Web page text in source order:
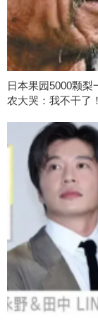
日本果园5000颗
农大哭：我不干了！